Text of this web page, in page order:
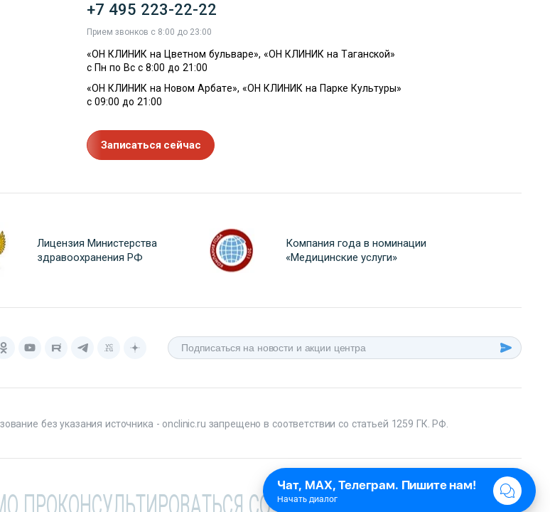
+7 495 223-22-22
Прием звонков с 8:00 до 23:00
«ОН КЛИНИК на Цветном бульваре», «ОН КЛИНИК на Таганской»
с Пн по Вс с 8:00 до 21:00
«ОН КЛИНИК на Новом Арбате», «ОН КЛИНИК на Парке Культуры»
с 09:00 до 21:00
Записаться сейчас
Лицензия Министерства
здравоохранения РФ
Компания года в номинации
«Медицинские услуги»
без указания источника - onclinic.ru запрещено в соответствии со статьей 1259 ГК. РФ.